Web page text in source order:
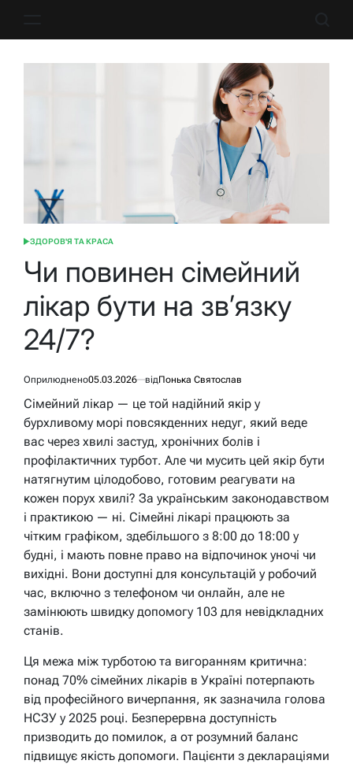
ОПУБЛІКУВАТИ
ЗДОРОВ'Я ТА КРАСА
Чи повинен сімейний
лікар бути на зв’язку
24/7?
Оприлюднено05.03.2026 відПонька Святослав
Сімейний лікар — це той надійний якір у
бурхливому морі повсякденних недуг, який веде
вас через хвилі застуд, хронічних болів і
профілактичних турбот. Але чи мусить цей якір бути
натягнутим цілодобово, готовим реагувати на
кожен порух хвилі? За українським законодавством
і практикою — ні. Сімейні лікарі працюють за
чітким графіком, здебільшого з 8:00 до 18:00 у
будні, і мають повне право на відпочинок уночі чи
вихідні. Вони доступні для консультацій у робочий
час, включно з телефоном чи онлайн, але не
замінюють швидку допомогу 103 для невідкладних
станів.
Ця межа між турботою та вигоранням критична:
понад 70% сімейних лікарів в Україні потерпають
від професійного вичерпання, як зазначила голова
НСЗУ у 2025 році. Безперервна доступність
призводить до помилок, а от розумний баланс
підвищує якість допомоги. Пацієнти з деклараціями